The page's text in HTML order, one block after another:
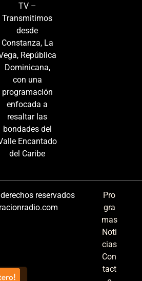
TV –
Transmitimos
desde
Constanza, La
República
Dominicana,
con una
programación
enfocada a
resaltar las
bondades del
Encantado
del Caribe
reservados
Pro
gra
mas
Noti
cias
Con
tact